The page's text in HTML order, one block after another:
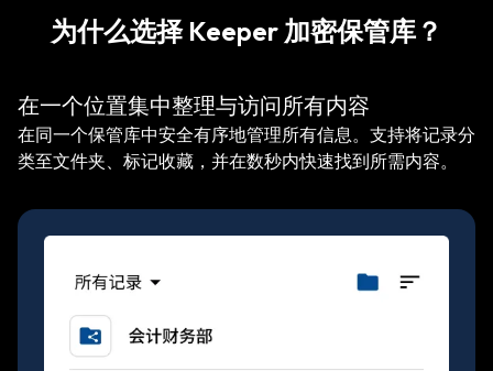
为什么选择 Keeper 加密保管库？
在一个位置集中整理与访问所有内容
在同一个保管库中安全有序地管理所有信息。支持将记录分
类至文件夹、标记收藏，并在数秒内快速找到所需内容。